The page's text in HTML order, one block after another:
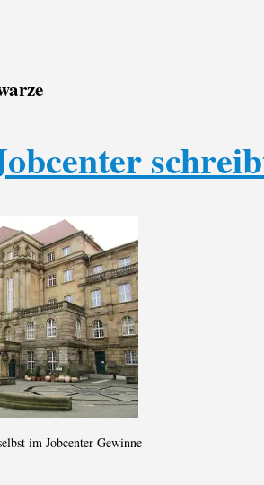
im Jobcenter Gewinne